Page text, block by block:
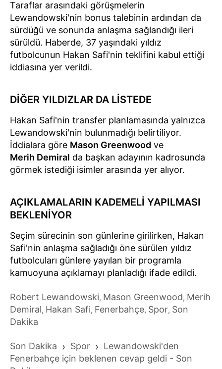
Taraflar arasındaki görüşmelerin
Lewandowski'nin bonus talebinin ardından da
sürdüğü ve sonunda anlaşma sağlandığı ileri
sürüldü. Haberde, 37 yaşındaki yıldız
futbolcunun Hakan Safi'nin teklifini kabul ettiği
iddiasına yer verildi.
DİĞER YILDIZLAR DA LİSTEDE
Hakan Safi'nin transfer planlamasında yalnızca
Lewandowski'nin bulunmadığı belirtiliyor.
İddialara göre Mason Greenwood ve
Merih Demiral da başkan adayının kadrosunda
görmek istediği isimler arasında yer alıyor.
AÇIKLAMALARIN KADEMELİ YAPILMASI
BEKLENİYOR
Seçim sürecinin son günlerine girilirken, Hakan
Safi'nin anlaşma sağladığı öne sürülen yıldız
futbolcuları günlere yayılan bir programla
kamuoyuna açıklamayı planladığı ifade edildi.
Robert Lewandowski, Mason Greenwood, Merih
Demiral, Hakan Safi, Fenerbahçe, Spor, Son
Dakika
Son Dakika › Spor › Lewandowski'den
Fenerbahçe için beklenen cevap geldi - Son